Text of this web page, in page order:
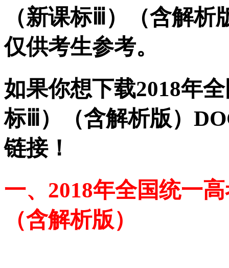
（新课标ⅲ）（含解
仅供考生参考。
如果你想下载2018年
标ⅲ）（含解析版）
链接！
一、2018年全国统一
（含解析版）